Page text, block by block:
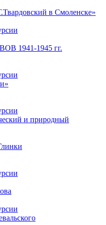
в Смоленске»
1941-1945 гг.
и природный